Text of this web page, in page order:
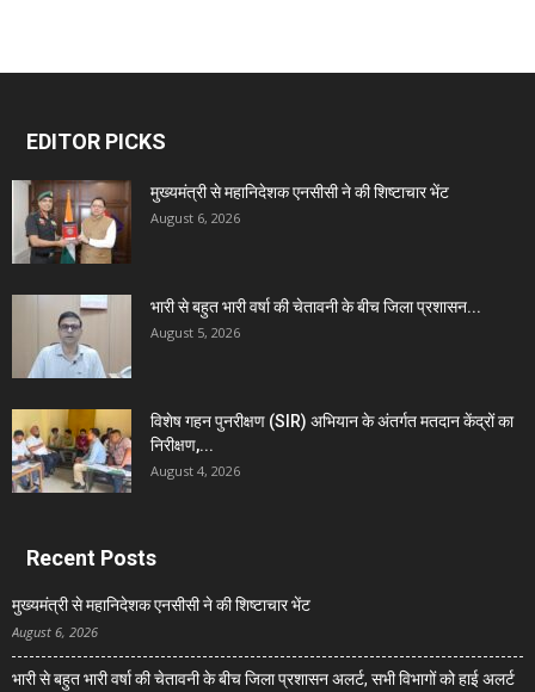
EDITOR PICKS
मुख्यमंत्री से महानिदेशक एनसीसी ने की शिष्टाचार भेंट
August 6, 2026
भारी से बहुत भारी वर्षा की चेतावनी के बीच जिला प्रशासन...
August 5, 2026
विशेष गहन पुनरीक्षण (SIR) अभियान के अंतर्गत मतदान केंद्रों का
निरीक्षण,...
August 4, 2026
Recent Posts
मुख्यमंत्री से महानिदेशक एनसीसी ने की शिष्टाचार भेंट
August 6, 2026
भारी से बहुत भारी वर्षा की चेतावनी के बीच जिला प्रशासन अलर्ट, सभी विभागों को हाई अलर्ट